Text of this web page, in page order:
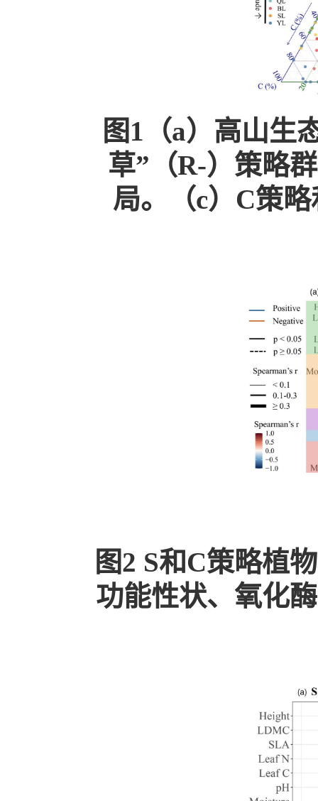
图1（a）高山生
草”（R-）策略
局。（c）C策
图2 S和C策略植
功能性状、氧化